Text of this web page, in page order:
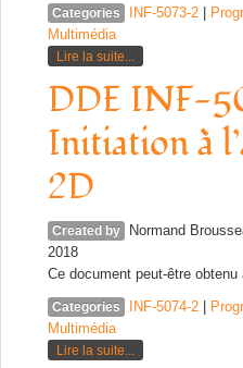
Categories INF-5073-2
Multimédia
Lire la suite...
DDE INF-
Initiation à
2D
Created by Normand
2018
Ce document peut-être
Categories INF-5074-2
Multimédia
Lire la suite...